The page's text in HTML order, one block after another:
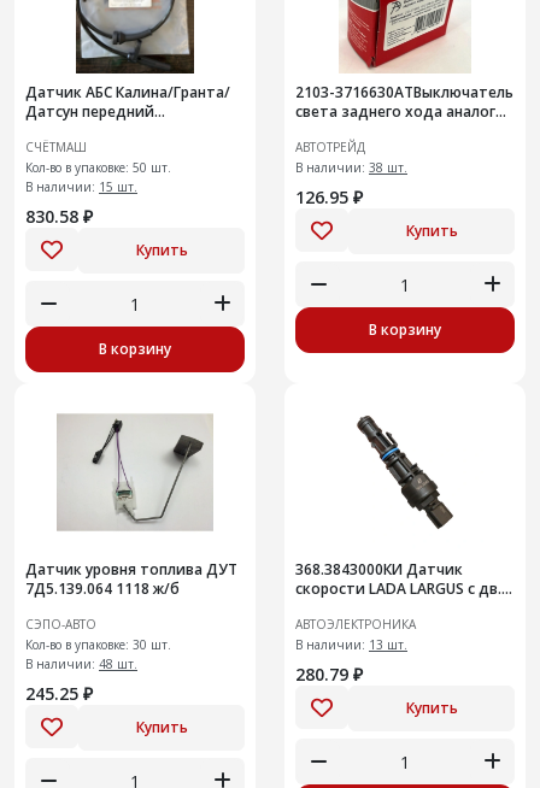
Датчик АБС Калина/Гранта/
Датсун передний
СЧЁТМАШ
Кол-во в упаковке: 50 шт.
В наличии: 15 шт.
830.58 ₽
Купить
В корзину
2103-3716630АТВыключатель
света заднего хода аналог
АВТОТРЕЙД
В наличии: 38 шт.
126.95 ₽
Купить
В корзину
Датчик уровня топлива ДУТ
7Д5.139.064 1118 ж/б
СЭПО-АВТО
Кол-во в упаковке: 30 шт.
В наличии: 48 шт.
245.25 ₽
Купить
368.3843000КИ Датчик
скорости LADA LARGUS с дв.
АВТОЭЛЕКТРОНИКА
В наличии: 13 шт.
280.79 ₽
Купить